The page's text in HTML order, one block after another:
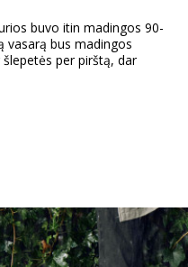
buvo itin madingos 90-
vasarą bus madingos
per pirštą, dar